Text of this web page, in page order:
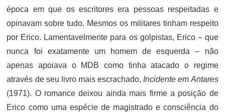
época em que os escritores era pessoas respeitadas e
opinavam sobre tudo. Mesmos os militares tinham respeito
por Erico. Lamentavelmente para os golpistas, Erico – que
nunca foi exatamente um homem de esquerda – não
apenas apoiava o MDB como tinha atacado o regime
através de seu livro mais escrachado, Incidente em Antares
(1971). O romance deixou ainda mais firme a posição de
Erico como uma espécie de magistrado e consciência do